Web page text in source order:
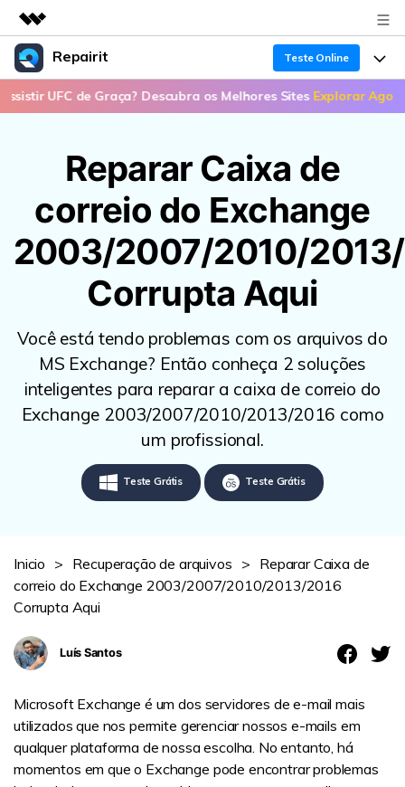
Produtos em destaque
Criatividade digital com IA generativa
Negócios
Loja
Repairit Teste Online
Produtos
Reparo de arquivo corrompido
Repairit for Email
Backup de dados
Recuperação de Dados
Backup de Dados
Guia em Vídeo
Por que Repairit
Soluções para Arquivos
Soluções para Computador
Soluções para Dispositivos de Armazenamento
PROCURE MAIS SOLUÇÕES
Recursos
Suporte
Sobre Nós
Revisão
Teste Online Entrar
de Graça? Descubra os Melhores SitesExplorar Agora >> 📣
Reparar Caixa de
correio do Exchange
2003/2007/2010/
Corrupta Aqui
Você está tendo problemas com os arquivos do
MS Exchange? Então conheça 2 soluções
inteligentes para reparar a caixa de correio do
Exchange 2003/2007/2010/2013/2016 como
um profissional.
Teste Grátis Teste Grátis
Inicio > Recuperação de arquivos > Reparar Caixa de
correio do Exchange 2003/2007/2010/2013/2016
Corrupta Aqui
Luís Santos
Microsoft Exchange é um dos servidores de e-mail mais
utilizados que nos permite gerenciar nossos e-mails em
qualquer plataforma de nossa escolha. No entanto, há
momentos em que o Exchange pode encontrar problemas